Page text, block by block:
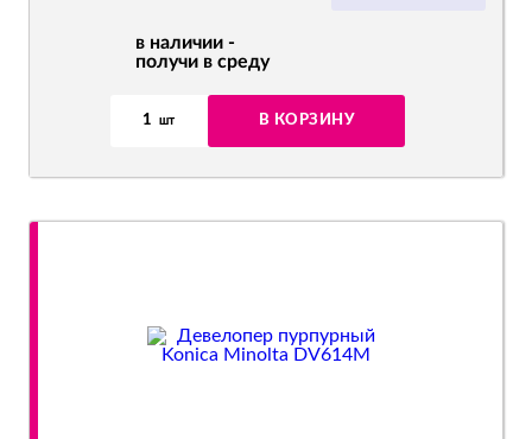
в наличии -
получи в среду
1 шт В КОРЗИНУ